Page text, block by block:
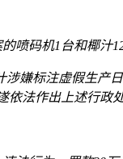
喷码机1台和椰汁
嫌标注虚假生产
依法作出上述行政